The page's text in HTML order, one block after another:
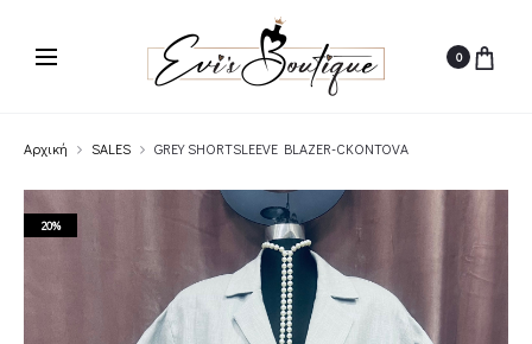
0
Αρχική SALES GREY SHORTSLEEVE BLAZER-CKONTOVA
20%